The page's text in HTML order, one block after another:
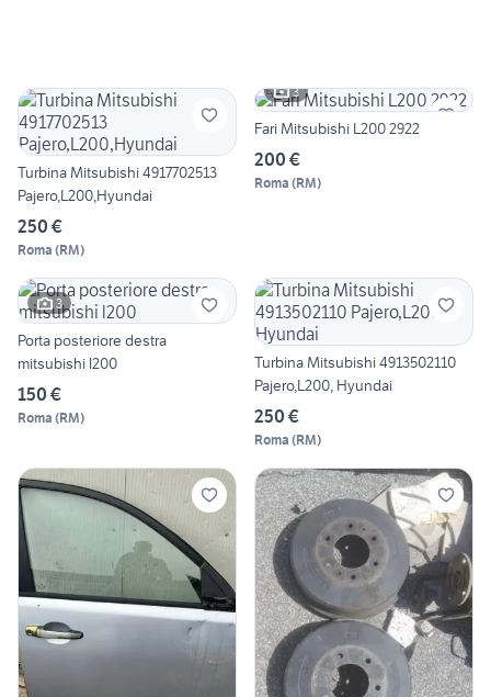
Turbina Mitsubishi 4917702513
Pajero,L200,Hyundai
250 €
Roma (RM)
3
Fari Mitsubishi L200 2922
200 €
Roma (RM)
3
Porta posteriore destra
mitsubishi l200
150 €
Roma (RM)
Turbina Mitsubishi 4913502110
Pajero,L200, Hyundai
250 €
Roma (RM)